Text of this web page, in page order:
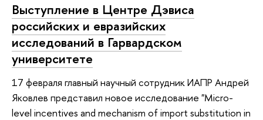
Выступление в Центре Дэвиса
российских и евразийских
исследований в Гарвардском
университете
17 февраля главный научный сотрудник ИАПР Андрей
Яковлев представил новое исследование "Micro-
level incentives and mechanism of import substitution in